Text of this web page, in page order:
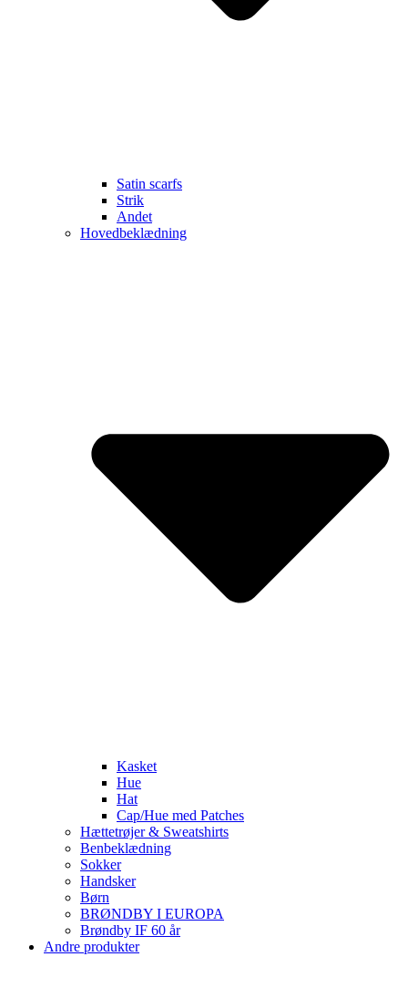
Satin scarfs
Strik
Andet
Hovedbeklædning
Kasket
Hue
Hat
Cap/Hue med Patches
Hættetrøjer & Sweatshirts
Benbeklædning
Sokker
Handsker
Børn
BRØNDBY I EUROPA
Brøndby IF 60 år
Andre produkter